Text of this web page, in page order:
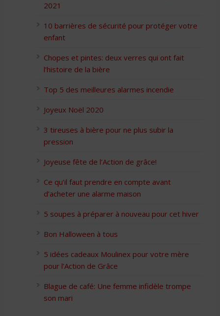
2021
10 barrières de sécurité pour protéger votre
enfant
Chopes et pintes: deux verres qui ont fait
l’histoire de la bière
Top 5 des meilleures alarmes incendie
Joyeux Noël 2020
3 tireuses à bière pour ne plus subir la
pression
Joyeuse fête de l’Action de grâce!
Ce qu’il faut prendre en compte avant
d’acheter une alarme maison
5 soupes à préparer à nouveau pour cet hiver
Bon Halloween à tous
5 idées cadeaux Moulinex pour votre mère
pour l’Action de Grâce
Blague de café: Une femme infidèle trompe
son mari